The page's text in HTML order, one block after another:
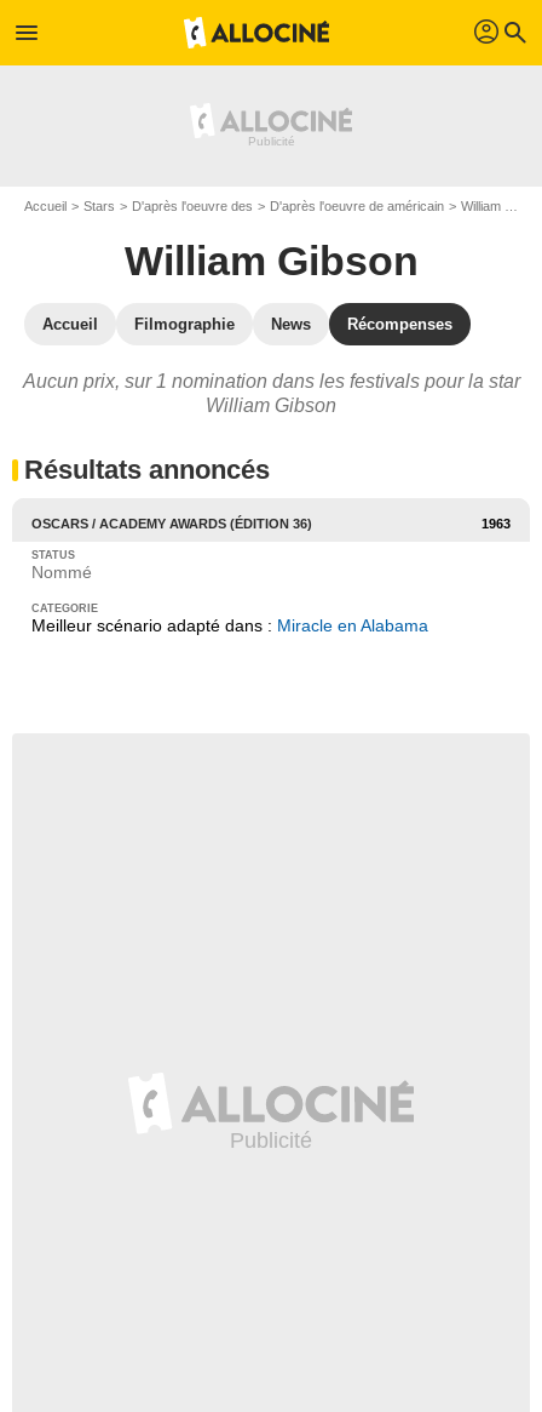
menu profil search
Accueil Stars D'après l'oeuvre des D'après l'oeuvre de américain William Gibson
William Gibson
Accueil Filmographie News Récompenses
Aucun prix, sur 1 nomination dans les festivals pour la star
William Gibson
Résultats annoncés
OSCARS / ACADEMY AWARDS (ÉDITION 36) 1963
Nommé
Meilleur scénario adapté dans : Miracle en Alabama